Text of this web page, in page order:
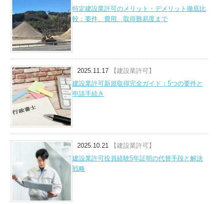
特定建設業許可のメリット・デメリット徹底比
較：要件、費用、取得難易度まで
2025.11.17
【建設業許可】
建設業許可新規取得完全ガイド：5つの要件と
申請手続き
2025.10.21
【建設業許可】
建設業許可役員経験5年証明の代替手段と解決
戦略